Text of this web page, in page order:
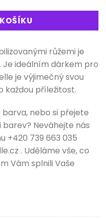
růžemi je
Je ideálním dárkem pro
je výjimečný svou
každou příležitost.
nebo si přejete
Neváhejte nás
739 663 035
. Uděláme vše, co
Vám splnili Vaše